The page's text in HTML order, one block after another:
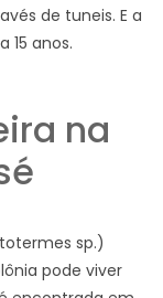
de tuneis. E a
15 anos.
na
sp.)
pode viver